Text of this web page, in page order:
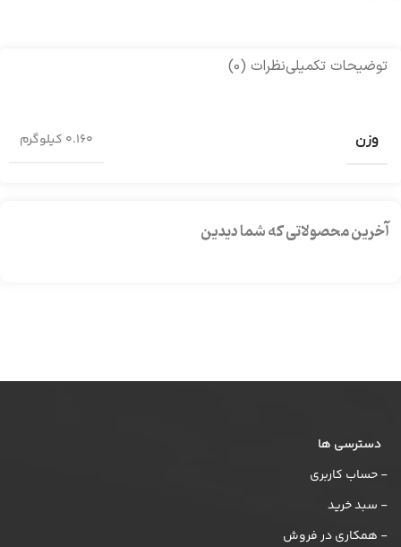
توضیحات تکمیلینظرات (0)
وزن 0.160 کیلوگرم
آخرین محصولاتی که شما دیدین
دسترسی ها
- حساب کاربری
- سبد خرید
- همکاری در فروش